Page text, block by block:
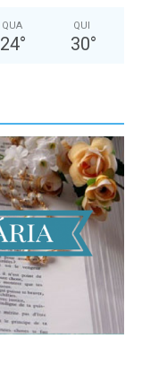
QUA
24°
QUI
30°